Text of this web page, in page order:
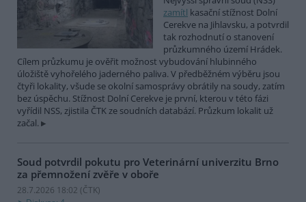
zamítl kasační stížnost Dolní
Cerekve na Jihlavsku, a potvrdil
tak rozhodnutí o stanovení
průzkumného území Hrádek.
Cílem průzkumu je ověřit možnost vybudování hlubinného
úložiště vyhořelého jaderného paliva. V předběžném výběru jsou
čtyři lokality, všude se okolní samosprávy obrátily na soudy, zatím
bez úspěchu. Stížnost Dolní Cerekve je první, kterou v této fázi
vyřídil NSS, zjistila ČTK ze soudních databází. Průzkum lokalit už
začal.
Soud potvrdil pokutu pro Veterinární univerzitu Brno
za přemnožení zvěře v oboře
28.7.2026 18:02 (ČTK)